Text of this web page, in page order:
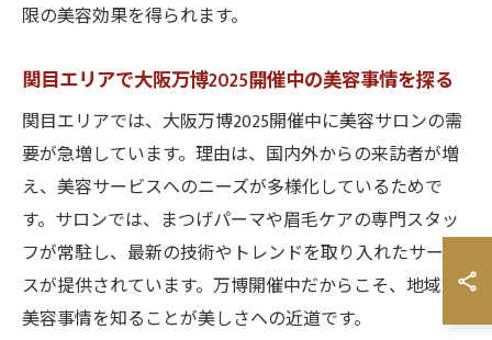
限の美容効果を得られます。
関目エリアで大阪万博2025開催中の美容事情を探る
関目エリアでは、大阪万博2025開催中に美容サロンの需
要が急増しています。理由は、国内外からの来訪者が増
え、美容サービスへのニーズが多様化しているためで
す。サロンでは、まつげパーマや眉毛ケアの専門スタッ
フが常駐し、最新の技術やトレンドを取り入れたサービ
スが提供されています。万博開催中だからこそ、地域の
美容事情を知ることが美しさへの近道です。